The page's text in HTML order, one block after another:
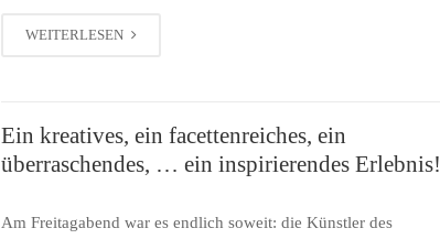
WEITERLESEN
Ein kreatives, ein facettenreiches, ein
überraschendes, … ein inspirierendes Erlebnis!
Am Freitagabend war es endlich soweit: die Künstler des